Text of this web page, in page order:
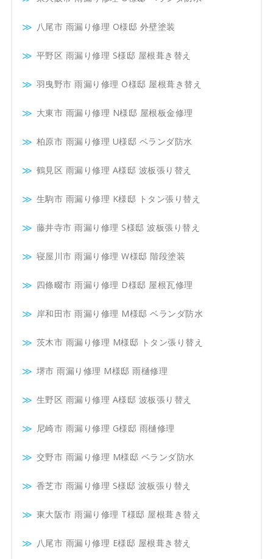
八尾市 雨漏り修理 O様邸 外壁塗装
平野区 雨漏り修理 S様邸 屋根葺き替え
羽曳野市 雨漏り修理 O様邸 屋根葺き替え
大東市 雨漏り修理 N様邸 屋根板金修理
柏原市 雨漏り修理 U様邸 ベランダ防水
鶴見区 雨漏り修理 A様邸 波板張り替え
生駒市 雨漏り修理 K様邸 トタン張り替え
藤井寺市 雨漏り修理 S様邸 波板張り替え
寝屋川市 雨漏り修理 W様邸 階段塗装
四條畷市 雨漏り修理 D様邸 屋根瓦修理
岸和田市 雨漏り修理 M様邸 ベランダ防水
茨木市 雨漏り修理 M様邸 トタン張り替え
堺市 雨漏り修理 M様邸 雨樋修理
生野区 雨漏り修理 A様邸 波板張り替え
尼崎市 雨漏り修理 G様邸 雨樋修理
交野市 雨漏り修理 M様邸 ベランダ防水
香芝市 雨漏り修理 S様邸 波板張り替え
東大阪市 雨漏り修理 T様邸 屋根葺き替え
八尾市 雨漏り修理 E様邸 屋根葺き替え